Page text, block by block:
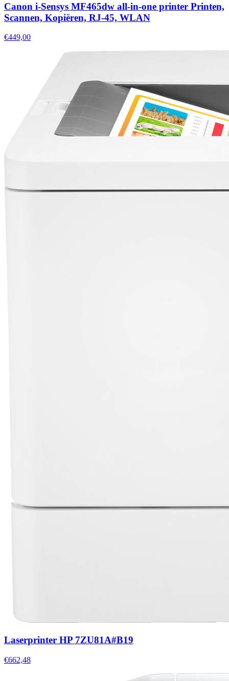
Canon i-Sensys MF465dw all-in-one printer Printen,
Scannen, Kopiëren, RJ-45, WLAN
€449,00
Laserprinter HP 7ZU81A#B19
€662,48